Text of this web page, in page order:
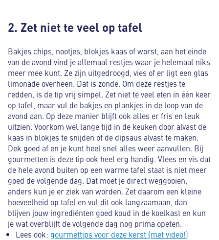
2. Zet niet te veel op tafel
Bakjes chips, nootjes, blokjes kaas of worst, aan het einde
van de avond vind je allemaal restjes waar je helemaal niks
meer mee kunt. Ze zijn uitgedroogd, vies of er ligt een glas
limonade overheen. Dat is zonde. Om deze restjes te
redden, is de tip vrij simpel. Zet niet te veel eten in één keer
op tafel, maar vul de bakjes en plankjes in de loop van de
avond aan. Op deze manier blijft ook alles er fris en leuk
uitzien. Voorkom wel lange tijd in de keuken door alvast de
kaas in blokjes te snijden of de dipsaus alvast te maken.
Dek goed af en je kunt heel snel alles weer aanvullen. Bij
gourmetten is deze tip ook heel erg handig. Vlees en vis dat
de hele avond buiten op een warme tafel staat is niet meer
goed de volgende dag. Dat moet je direct weggooien,
anders kun je er ziek van worden. Zet daarom een kleine
hoeveelheid op tafel en vul dit ook langzaamaan, dan
blijven jouw ingrediënten goed koud in de koelkast en kun
je wat overblijft de volgende dag nog prima opeten.
Lees ook: gourmettips voor deze kerst (met video!)